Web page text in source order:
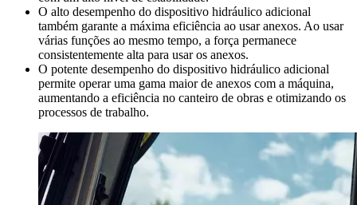
O alto desempenho do dispositivo hidráulico adicional
também garante a máxima eficiência ao usar anexos. Ao usar
várias funções ao mesmo tempo, a força permanece
consistentemente alta para usar os anexos.
O potente desempenho do dispositivo hidráulico adicional
permite operar uma gama maior de anexos com a máquina,
aumentando a eficiência no canteiro de obras e otimizando os
processos de trabalho.